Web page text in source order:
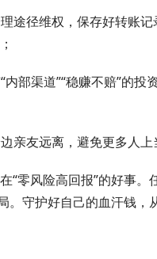
途径维权，保存好转账
部渠道”“稳赚不赔”的投
亲友远离，避免更多人上
零风险高回报”的好事。
守护好自己的血汗钱，